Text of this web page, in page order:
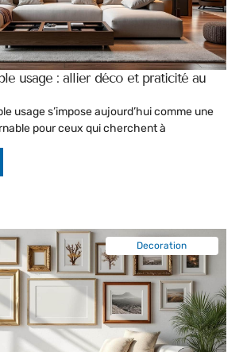
usage : allier déco et praticité au
usage s’impose aujourd’hui comme une
pour ceux qui cherchent à
Decoration